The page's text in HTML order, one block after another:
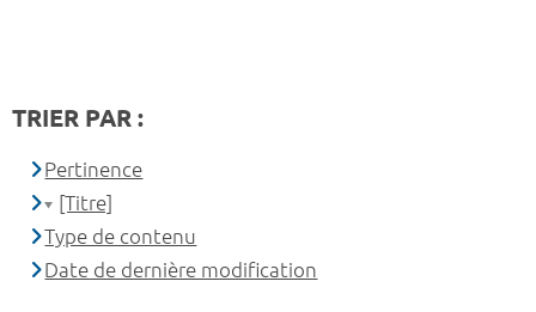
TRIER PAR :
Pertinence
[Titre]
Type de contenu
Date de dernière modification